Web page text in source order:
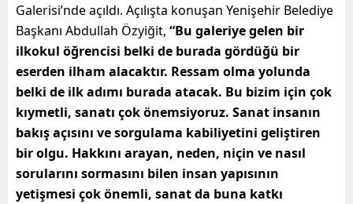
Galerisi’nde açıldı. Açılışta konuşan Yenişehir Belediye
Başkanı Abdullah Özyiğit, “Bu galeriye gelen bir
ilkokul öğrencisi belki de burada gördüğü bir
eserden ilham alacaktır. Ressam olma yolunda
belki de ilk adımı burada atacak. Bu bizim için çok
kıymetli, sanatı çok önemsiyoruz. Sanat insanın
bakış açısını ve sorgulama kabiliyetini geliştiren
bir olgu. Hakkını arayan, neden, niçin ve nasıl
sorularını sormasını bilen insan yapısının
yetişmesi çok önemli, sanat da buna katkı